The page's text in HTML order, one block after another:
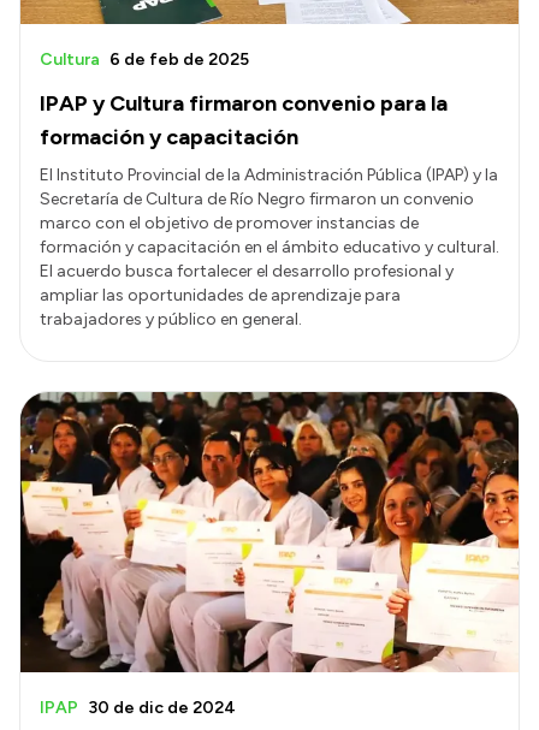
IPAP y Cultura firmaron convenio para la
formación y capacitación
Cultura 6 de feb de 2025
El Instituto Provincial de la Administración Pública (IPAP) y la
Secretaría de Cultura de Río Negro firmaron un convenio
marco con el objetivo de promover instancias de
formación y capacitación en el ámbito educativo y cultural.
El acuerdo busca fortalecer el desarrollo profesional y
ampliar las oportunidades de aprendizaje para
trabajadores y público en general.
IPAP 30 de dic de 2024